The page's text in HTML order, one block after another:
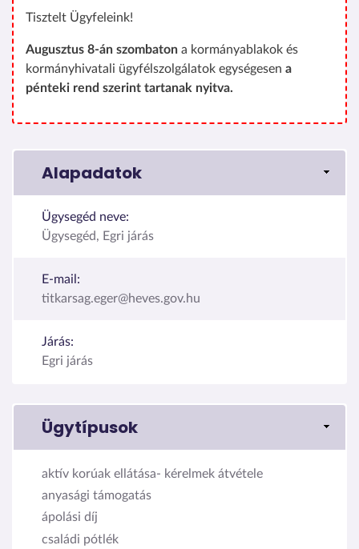
Tisztelt Ügyfeleink!
Augusztus 8-án szombaton a kormányablakok és
kormányhivatali ügyfélszolgálatok egységesen a
pénteki rend szerint tartanak nyitva.
Alapadatok
Ügysegéd neve:
Ügysegéd, Egri járás
E-mail:
titkarsag.eger@heves.gov.hu
Járás:
Egri járás
Ügytípusok
aktív korúak ellátása- kérelmek átvétele
anyasági támogatás
ápolási díj
családi pótlék